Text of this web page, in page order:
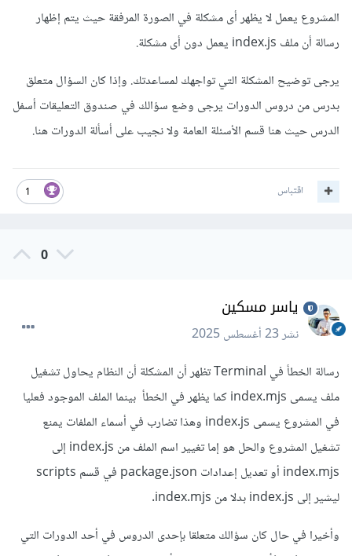
المشروع يعمل لا يظهر أى مشكلة في الصورة المرفقة حيث يتم إظهار
رسالة أن ملف index.js يعمل دون أى مشكلة.
يرجى توضيح المشكلة التي تواجهك لمساعدتك. وإذا كان السؤال متعلق
بدرس من دروس الدورات يرجى وضع سؤالك في صندوق التعليقات أسفل
الدرس حيث هنا قسم الأسئلة العامة ولا نجيب على أسألة الدورات هنا.
1 اقتباس
0
ياسر مسكين
نشر23 أغسطس 2025
رسالة الخطأ في Terminal تظهر أن المشكلة أن النظام يحاول تشغيل
ملف يسمى index.mjs كما يظهر في الخطأ بينما الملف الموجود فعليا
في المشروع يسمى index.js وهذا تضارب في أسماء الملفات يمنع
تشغيل المشروع والحل هو إما تغيير اسم الملف من index.js إلى
index.mjs أو تعديل إعدادات package.json في قسم scripts
ليشير إلى index.js بدلا من index.mjs.
وأخيرا في حال كان سؤالك متعلقا بإحدى الدروس في أحد الدورات التي